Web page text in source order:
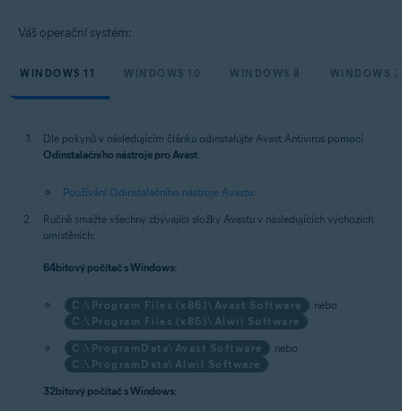
Váš operační systém:
WINDOWS 11 WINDOWS 10 WINDOWS 8 WINDOWS 7
Dle pokynů v následujícím článku odinstalujte Avast Antivirus pomocí
Odinstalačního nástroje pro Avast:
Používání Odinstalačního nástroje Avastu
Ručně smažte všechny zbývající složky Avastu v následujících výchozích
umístěních:
64bitový počítač s Windows:
C:\Program Files (x86)\Avast Software
nebo
C:\Program Files (x86)\Alwil Software
C:\ProgramData\Avast Software
nebo
C:\ProgramData\Alwil Software
32bitový počítač s Windows: